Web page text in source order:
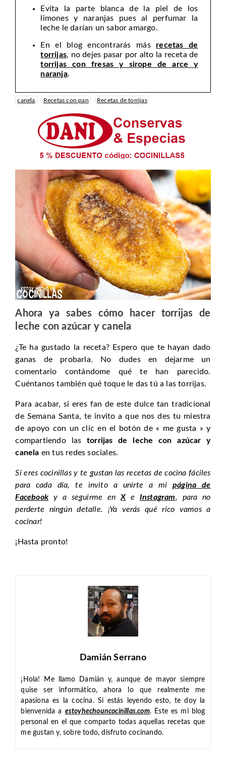
Evita la parte blanca de la piel de los
limones y naranjas pues al perfumar la
leche le darían un sabor amargo.
En el blog encontrarás más recetas de
torrijas, no dejes pasar por alto la receta de
torrijas con fresas y sirope de arce y
naranja.
canela Recetas con pan Recetas de torrijas
Ahora ya sabes cómo hacer torrijas de
leche con azúcar y canela
¿Te ha gustado la receta? Espero que te hayan dado
ganas de probarla. No dudes en dejarme un
comentario contándome qué te han parecido.
Cuéntanos también qué toque le das tú a las torrijas.
Para acabar, si eres fan de este dulce tan tradicional
de Semana Santa, te invito a que nos des tu miestra
de apoyo con un clic en el botón de « me gusta » y
compartiendo las torrijas de leche con azúcar y
canela en tus redes sociales.
Si eres cocinillas y te gustan las recetas de cocina fáciles
para cada día, te invito a unirte a mipágina de
Facebook y a seguirme enXe Instagram, para no
perderte ningún detalle. ¡Ya verás qué rico vamos a
cocinar!
¡Hasta pronto!
Damián Serrano
¡Hola! Me llamo Damián y, aunque de mayor siempre
quise ser informático, ahora lo que realmente me
apasiona es la cocina. Si estás leyendo esto, te doy la
bienvenida a estoyhechouncocinillas.com. Este es mi blog
personal en el que comparto todas aquellas recetas que
me gustan y, sobre todo, disfruto cocinando.